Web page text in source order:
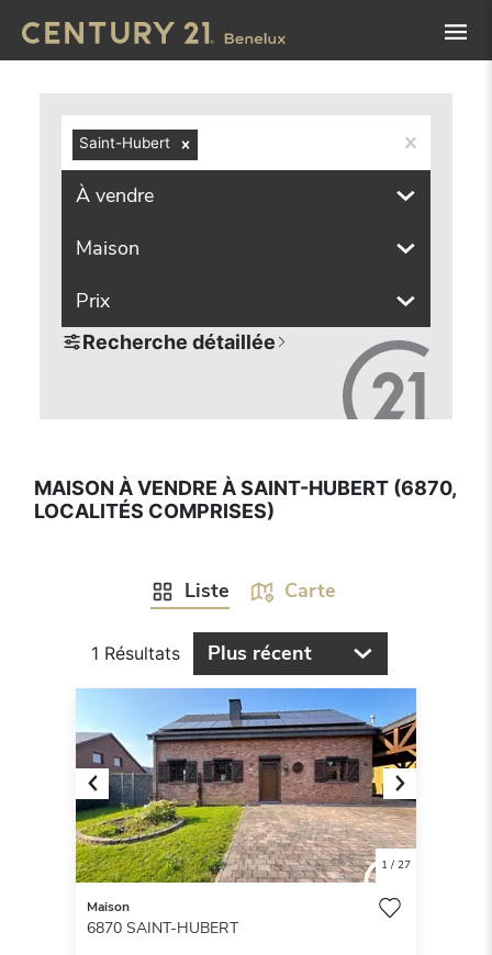
Saint-Hubert
À vendre
Maison
Prix
Recherche détaillée
MAISON À VENDRE À SAINT-HUBERT (6870,
LOCALITÉS COMPRISES)
Liste Carte
1 Résultats Plus récent
Previous Next
1/ 27
Maison
6870 SAINT-HUBERT